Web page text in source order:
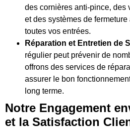
des cornières anti-pince, des
et des systèmes de
toutes vos entrées.
Réparation et Entretien de
régulier peut prévenir de
offrons des services de
assurer le bon
long terme.
Notre Engagement
et la Satisfaction